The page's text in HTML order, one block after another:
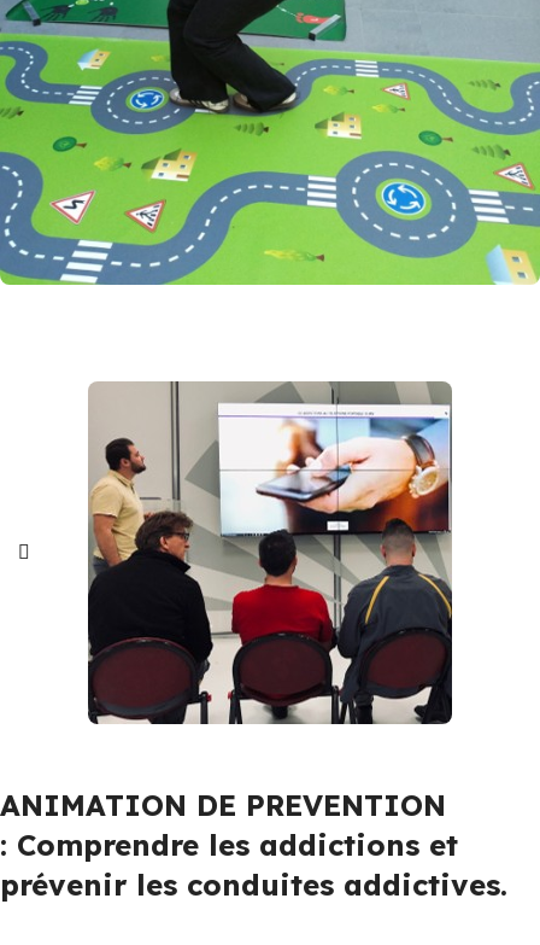
ANIMATION DE PREVENTION
: Comprendre les addictions et
prévenir les conduites addictives.